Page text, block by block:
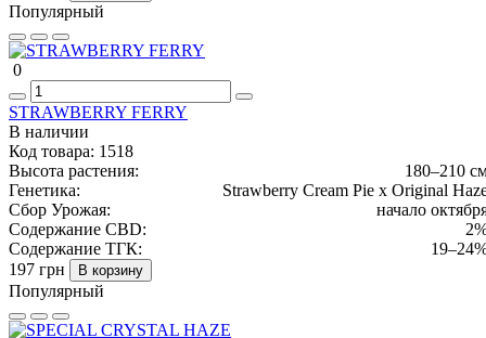
Популярный
0
STRAWBERRY FERRY
В наличии
Код товара: 1518
Высота растения:
180–210
Генетика:
Strawberry Cream Pie x Original
Сбор Урожая:
начало
Содержание CBD:
Содержание ТГК:
197 грн
В корзину
Популярный